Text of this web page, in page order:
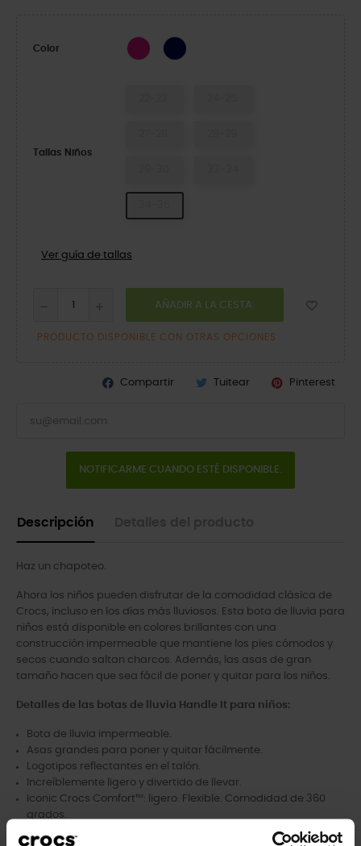
Color Candy Pink
Navy
Tallas Niños
Ver guía de tallas
AÑADIR A LA CESTA
PRODUCTO DISPONIBLE CON OTRAS OPCIONES
Compartir Tuitear Pinterest
NOTIFICARME CUANDO ESTÉ DISPONIBLE.
Descripción
Haz un chapoteo.
Ahora los niños pueden disfrutar de la comodidad clásica de
Crocs, incluso en los días más lluviosos. Esta bota de lluvia para
niños está disponible en colores brillantes con una
construcción impermeable que mantiene los pies cómodos y
secos cuando saltan charcos. Además, las asas de gran
tamaño hacen que sea fácil de poner y quitar para los niños.
Detalles de las botas de lluvia Handle It para niños:
Bota de lluvia impermeable.
Asas grandes para poner y quitar fácilmente.
Logotipos reflectantes en el talón.
Increíblemente ligero y divertido de llevar.
Iconic Crocs Comfort™: ligero. Flexible. Comodidad de 360
grados.